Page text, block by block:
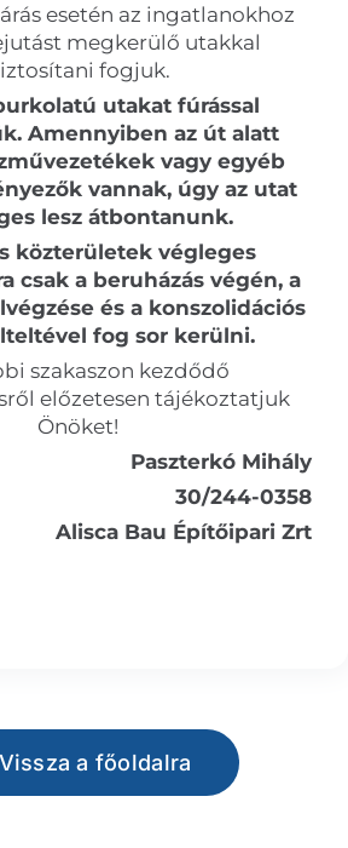
esetén az ingatlanokhoz
megkerülő utakkal
fogjuk.
utakat fúrással
Amennyiben az út alatt
vagy egyéb
vannak, úgy az utat
lesz átbontanunk.
közterületek végleges
csak a beruházás végén, a
és a konszolidációs
fog sor kerülni.
szakaszon kezdődő
előzetesen tájékoztatjuk
Önöket!
Paszterkó Mihály
30/244-0358
Alisca Bau Építőipari Zrt
Vissza a főoldalra